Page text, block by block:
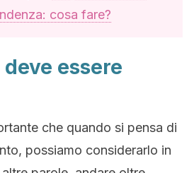
cosa fare?
deve essere
che quando si pensa di
possiamo considerarlo in